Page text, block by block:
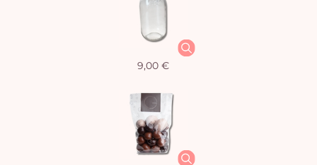
9,00 €